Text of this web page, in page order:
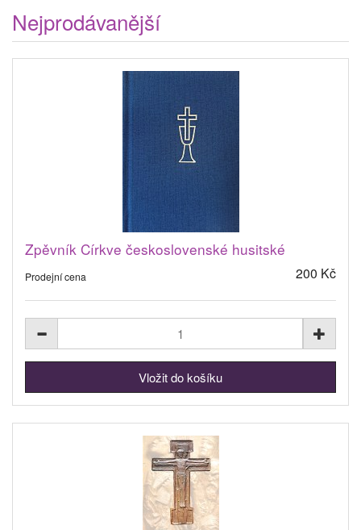
Nejprodávanější
Zpěvník Církve československé husitské
Prodejní cena 200 Kč